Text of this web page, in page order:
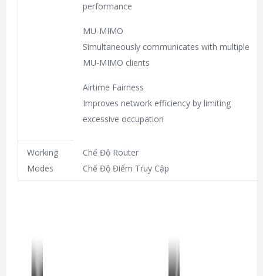
performance
MU-MIMO
Simultaneously communicates with multiple
MU-MIMO clients
Airtime Fairness
Improves network efficiency by limiting
excessive occupation
Working
Modes
Chế Độ Router
Chế Độ Điểm Truy Cập